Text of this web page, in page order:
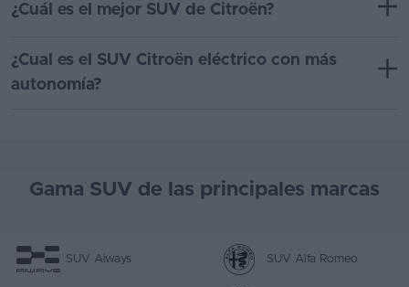
¿Cuál es el mejor SUV de Citroën?
¿Cual es el SUV Citroën eléctrico con más
autonomía?
Gama SUV de las principales marcas
SUV Aiways SUV Alfa Romeo